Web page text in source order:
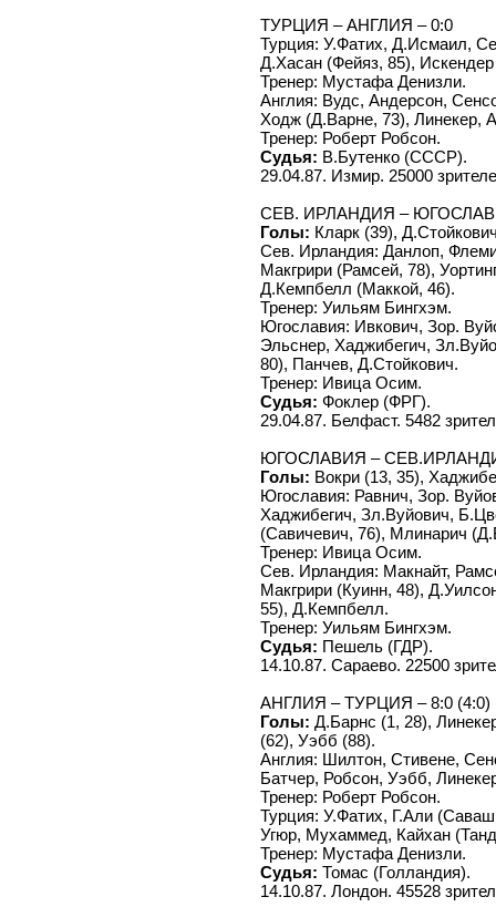
ТУРЦИЯ – АНГЛИЯ – 0:0
Турция: У.Фатих, Д.Исмаил,
Д.Хасан (Фейяз, 85),
Тренер: Мустафа Денизли.
Англия: Вудс, Андерсон,
Ходж (Д.Варне, 73), Линекер,
Тренер: Роберт Робсон.
Судья: В.Бутенко (СССР).
29.04.87. Измир. 25000
СЕВ. ИРЛАНДИЯ –
Голы: Кларк (39),
Сев. Ирландия: Данлоп,
Макгрири (Рамсей, 78),
Д.Кемпбелл (Маккой, 46).
Тренер: Уильям Бингхэм.
Югославия: Ивкович, Зор.
Эльснер, Хаджибегич,
80), Панчев, Д.Стойкович.
Тренер: Ивица Осим.
Судья: Фоклер (ФРГ).
29.04.87. Белфаст. 5482
ЮГОСЛАВИЯ –
Голы: Вокри (13, 35),
Югославия: Равнич, Зор.
Хаджибегич, Зл.Вуйович,
(Савичевич, 76), Млинарич
Тренер: Ивица Осим.
Сев. Ирландия: Макнайт,
Макгрири (Куинн, 48),
55), Д.Кемпбелл.
Тренер: Уильям Бингхэм.
Судья: Пешель (ГДР).
14.10.87. Сараево. 22500
АНГЛИЯ – ТУРЦИЯ – 8:0 (4:0)
Голы: Д.Барнс (1, 28),
(62), Уэбб (88).
Англия: Шилтон, Стивене,
Батчер, Робсон, Уэбб,
Тренер: Роберт Робсон.
Турция: У.Фатих, Г.Али
Угюр, Мухаммед, Кайхан
Тренер: Мустафа Денизли.
Судья: Томас (Голландия).
14.10.87. Лондон. 45528